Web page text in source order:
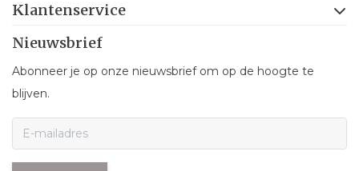
Klantenservice
Nieuwsbrief
Abonneer je op onze nieuwsbrief om op de hoogte te
blijven.